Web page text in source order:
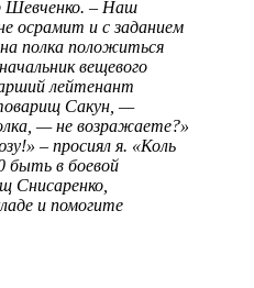
Шевченко. – Наш
осрамит и с заданием
полка положиться
вещевого
лейтенант
Сакун, —
— не возражаете?»
– просиял я. «Коль
быть в боевой
Снисаренко,
и помогите